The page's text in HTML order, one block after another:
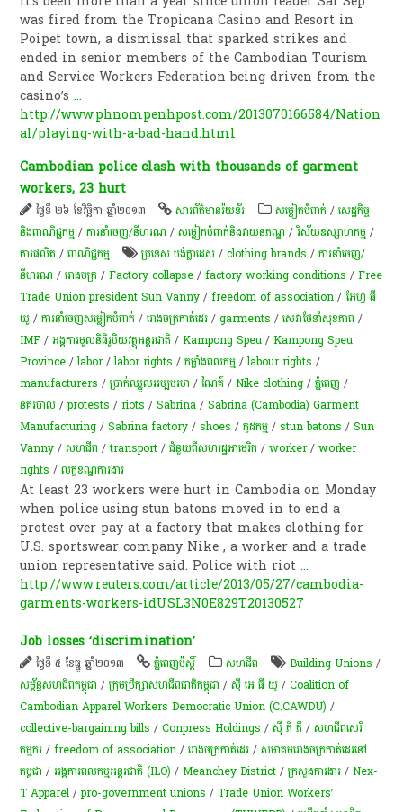
was fired from the Tropicana Casino and Resort in
Poipet town, a dismissal that sparked strikes and
ended in senior members of the Cambodian Tourism
and Service Workers Federation being driven from the
casino’s...
http://www.phnompenhpost.com/2013070166584/Nation
al/playing-with-a-bad-hand.html
Cambodian police clash with thousands of garment
workers, 23 hurt
ថ្ងៃទី ២៦ ខែវិច្ឆិកា ឆ្នាំ២០១៣ សា​រព័ត៌មាន​រ៉យទ័រ​ សម្លៀក​បំពាក់​ /សេដ្ឋកិច្ច
និងពាណិជ្ជកម្ម /ការនាំចេញ/នីហរណ /​សម្លៀក​បំពាក់​និង​វាយ​ន​ភ​ណ្ឌ​ /វិស័យឧស្សាហកម្ម /
ការផលិត​ /ពាណិជ្ជកម្ម ប្រទេស បង់ក្លាដេស /clothing brands /ការនាំចេញ/
នីហរណ /រោងចក្រ /Factory collapse /factory working conditions /Free
Trade Union president Sun Vanny /freedom of association /អែហ្វ ធី
យូ /ការ​នាំ​ចេញ​សម្លៀក​បំពាក់ /រោងចក្រកាត់ដេរ /garments /សេវាថែទាំសុខភាព /
IMF /អង្គការមូលនិធិរូបិយវត្ថុអន្តរជាតិ /Kampong Speu /Kampong Speu
Province /labor/labor rights /កម្លាំងពលកម្ម /labour rights /
manufacturers /ប្រាក់​ឈ្នួល​អប្បបរមា /ណៃគ៍ /Nike clothing /ភ្នំពេញ /
នគរបាល /protests /riots /Sabrina /Sabrina (Cambodia) Garment
Manufacturing /Sabrina factory /shoes /កូដកម្ម /stun batons /Sun
Vanny /សហជីព /transport /ជំនួយពីសហរដ្ឋអាមេរិក /worker/worker
rights /លក្ខខណ្ឌ​ការងារ​
At least 23 workers were hurt in Cambodia on Monday
when police using stun batons moved in to end a
protest over pay at a factory that makes clothing for
U.S. sportswear company Nike , a worker and a trade
union representative said. Police with riot...
http://www.reuters.com/article/2013/05/27/cambodia-
garments-workers-idUSL3N0E829T20130527
Job losses ‘discrimination’
ថ្ងៃទី ៥ ខែធ្នូ ឆ្នាំ២០១៣ ភ្នំពេញប៉ុស្តិ៍ សហជីព Building Unions /
សម្ព័ន្ធ​សហជីព​កម្ពុជា /​ក្រុមប្រឹក្សា​សហជីព​ជាតិ​កម្ពុជា /ស៊ី អេ ធី យូ /Coalition of
Cambodian Apparel Workers Democratic Union (C.CAWDU) /
collective-bargaining bills /Conpress Holdings /ស៊ី ភី ភី /សហជីពសេរី
កម្មករ /freedom of association /រោងចក្រកាត់ដេរ /សមាគមរោងចក្រកាត់ដេរនៅ
កម្ពុជា /អង្គការ​ពលកម្ម​អន្តរជាតិ​ (ILO) /Meanchey District /ក្រសួងការងារ /Nex-
T Apparel /pro-government unions /Trade Union Workers’